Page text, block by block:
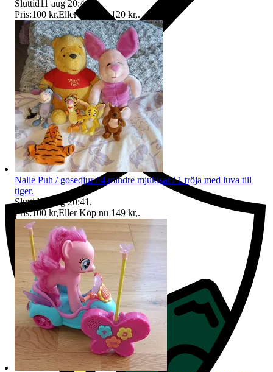
Ersättning om du inte får din vara
Sluttid11 aug 20:41
Pris:100 kr,Eller Köp nu 120 kr,.
Nalle Puh / gosedjur / 4 mindre mjukisar / 1 tröja med luva till
tiger.
Sluttid11 aug 20:41 .
Pris:100 kr,Eller Köp nu 149 kr,.